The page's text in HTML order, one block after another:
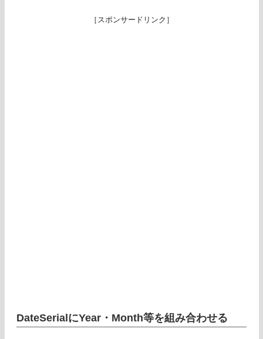
［スポンサードリンク］
DateSerialにYear・Month等を組み合わせる